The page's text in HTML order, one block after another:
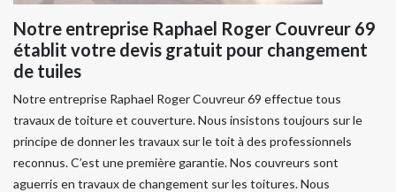
Notre entreprise Raphael Roger Couvreur 69
établit votre devis gratuit pour changement
de tuiles
Notre entreprise Raphael Roger Couvreur 69 effectue tous
travaux de toiture et couverture. Nous insistons toujours sur le
principe de donner les travaux sur le toit à des professionnels
reconnus. C’est une première garantie. Nos couvreurs sont
aguerris en travaux de changement sur les toitures. Nous